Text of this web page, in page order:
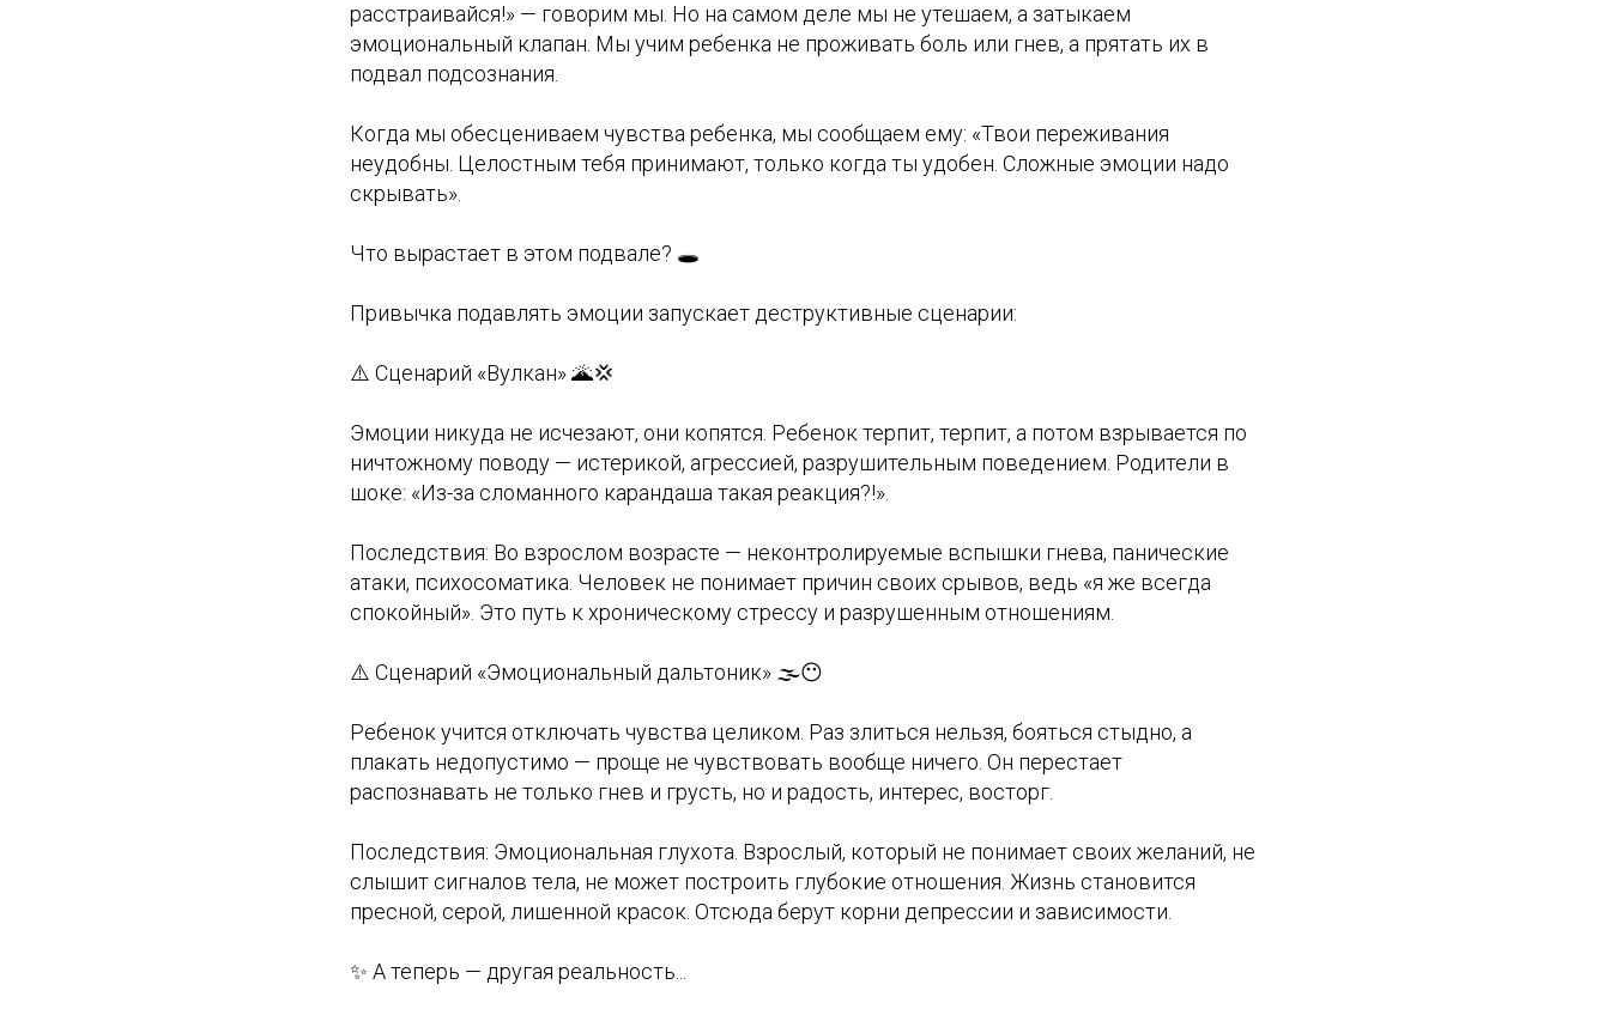
расстраивайся!» — говорим мы. Но на самом деле мы не утешаем, а затыкаем
эмоциональный клапан. Мы учим ребенка не проживать боль или гнев, а прятать их в
подвал подсознания.
Когда мы обесцениваем чувства ребенка, мы сообщаем ему: «Твои переживания
неудобны. Целостным тебя принимают, только когда ты удобен. Сложные эмоции надо
скрывать».
Что вырастает в этом подвале? 🕳️
Привычка подавлять эмоции запускает деструктивные сценарии:
⚠️ Сценарий «Вулкан» 🌋💢
Эмоции никуда не исчезают, они копятся. Ребенок терпит, терпит, а потом взрывается по
ничтожному поводу — истерикой, агрессией, разрушительным поведением. Родители в
шоке: «Из-за сломанного карандаша такая реакция?!».
Последствия: Во взрослом возрасте — неконтролируемые вспышки гнева, панические
атаки, психосоматика. Человек не понимает причин своих срывов, ведь «я же всегда
спокойный». Это путь к хроническому стрессу и разрушенным отношениям.
⚠️ Сценарий «Эмоциональный дальтоник» 🌫️😶
Ребенок учится отключать чувства целиком. Раз злиться нельзя, бояться стыдно, а
плакать недопустимо — проще не чувствовать вообще ничего. Он перестает
распознавать не только гнев и грусть, но и радость, интерес, восторг.
Последствия: Эмоциональная глухота. Взрослый, который не понимает своих желаний, не
слышит сигналов тела, не может построить глубокие отношения. Жизнь становится
пресной, серой, лишенной красок. Отсюда берут корни депрессии и зависимости.
✨ А теперь — другая реальность...